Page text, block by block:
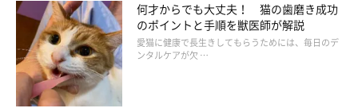
何才からでも大丈夫！ 猫の歯磨き成功
のポイントと手順を獣医師が解説
愛猫に健康で長生きしてもらうためには、毎日のデ
ンタルケアが欠 …